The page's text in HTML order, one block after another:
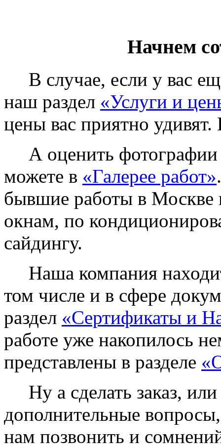
Начнем
В случае, если у вас
наш раздел «Услуги и
цены вас приятно
А оценить фотографии
можете в «Галерее работ»
бывшие работы в Москве
окнам, по
сайдингу.
Наша компания
том числе и в сфере
раздел «Сертификаты и
работе уже накопилось
представлены в разделе
Ну а сделать заказ, или
дополнительные вопросы,
нам позвонить и